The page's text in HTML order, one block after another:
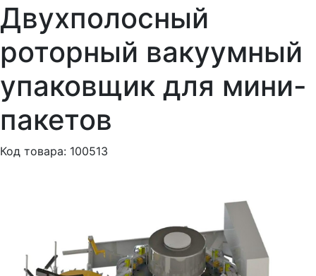
Двухполосный
роторный вакуумный
упаковщик для мини-
пакетов
Код товара: 100513